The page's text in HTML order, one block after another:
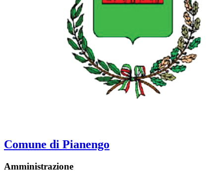
Comune di Pianengo
Amministrazione